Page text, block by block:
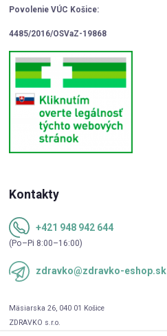
Povolenie VÚC Košice:
4485/2016/OSVaZ-19868
Kontakty
+421 948 942 644
(Po–Pi 8:00–16:00)
zdravko@zdravko-eshop.sk